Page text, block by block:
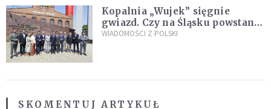
Kopalnia „Wujek” sięgnie
gwiazd. Czy na Śląsku powstanie
„Dolina Krzemowa”?
WIADOMOŚCI Z POLSKI
SKOMENTUJ ARTYKUŁ